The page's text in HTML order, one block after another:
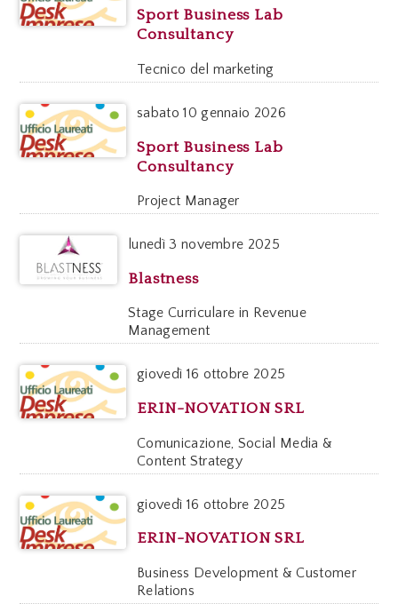
Sport Business Lab
Consultancy
Tecnico del marketing
sabato 10 gennaio 2026
Sport Business Lab
Consultancy
Project Manager
lunedì3 novembre 2025
Blastness
Stage Curriculare in Revenue
Management
giovedì 16 ottobre 2025
ERIN-NOVATION SRL
Comunicazione, Social Media &
Content Strategy
giovedì 16 ottobre 2025
ERIN-NOVATION SRL
Business Development & Customer
Relations